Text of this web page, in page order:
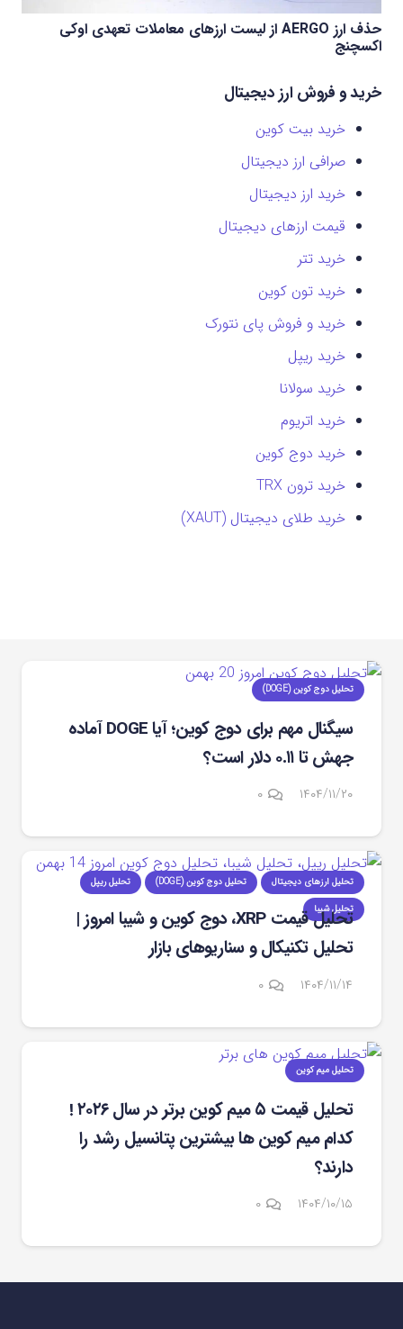
حذف ارز AERGO از لیست ارزهای معاملات تعهدی اوکی
اکسچنج
خرید و فروش ارز دیجیتال
خرید بیت کوین
صرافی ارز دیجیتال
خرید ارز دیجیتال
قیمت ارزهای دیجیتال
خرید تتر
خرید تون کوین
خرید و فروش پای نتورک
خرید ریپل
خرید سولانا
خرید اتریوم
خرید دوج کوین
خرید ترون TRX
خرید طلای دیجیتال (XAUT)
تحلیل دوج کوین (DOGE)
سیگنال مهم برای دوج‌ کوین؛ آیا DOGE آماده
جهش تا ۰.۱۱ دلار است؟
۱۴۰۴/۱۱/۲۰ ۰
تحلیل ارزهای دیجیتال تحلیل دوج کوین (DOGE)
تحلیل ریپل
تحلیل شیبا
تحلیل قیمت XRP، دوج‌ کوین و شیبا امروز |
تحلیل تکنیکال و سناریوهای بازار
۱۴۰۴/۱۱/۱۴ ۰
تحلیل میم کوین
تحلیل قیمت ۵ میم کوین برتر در سال ۲۰۲۶ !
کدام میم کوین‌ ها بیشترین پتانسیل رشد را
دارند؟
۱۴۰۴/۱۰/۱۵ ۰